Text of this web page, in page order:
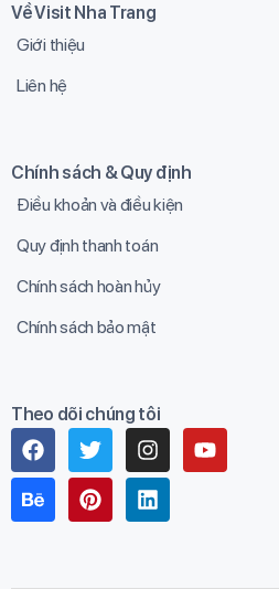
Về Visit Nha Trang
Giới thiệu
Liên hệ
Chính sách & Quy định
Điều khoản và điều kiện
Quy định thanh toán
Chính sách hoàn hủy
Chính sách bảo mật
Theo dõi chúng tôi